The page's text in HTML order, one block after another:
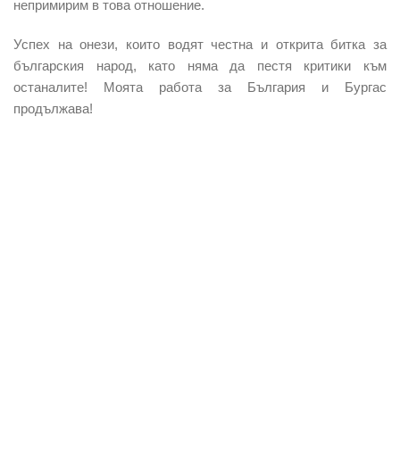
непримирим в това отношение.
Успех на онези, които водят честна и открита битка за
българския народ, като няма да пестя критики към
останалите! Моята работа за България и Бургас
продължава!